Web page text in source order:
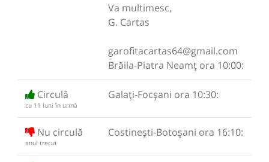
Va multimesc,
G. Cartas
garofitacartas64@gmail.com
Brăila-Piatra Neamț ora 10:00:
Circulă
cu 11 luni în urmă
Galați-Focșani ora 10:30:
Nu circulă
anul trecut
Costinești-Botoșani ora 16:10: